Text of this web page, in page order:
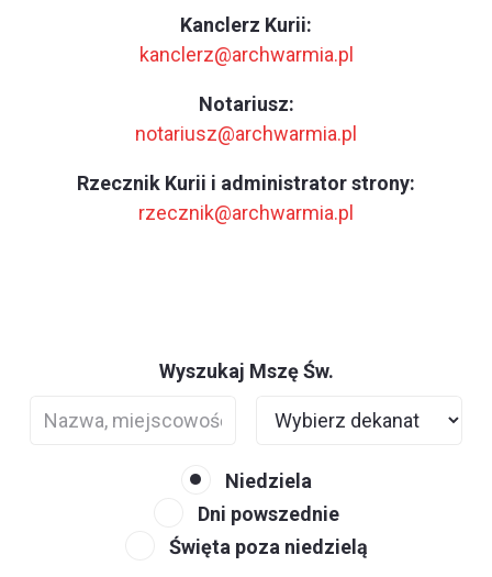
Kanclerz Kurii:
kanclerz@archwarmia.pl
Notariusz:
notariusz@archwarmia.pl
Rzecznik Kurii i administrator strony:
rzecznik@archwarmia.pl
Wyszukaj Mszę Św.
Niedziela
Dni powszednie
Święta poza niedzielą